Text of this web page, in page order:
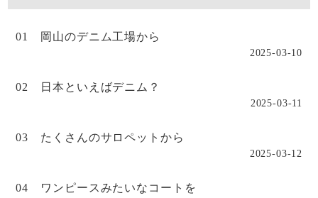
01 岡山のデニム工場から
2025-03-10
02 日本といえばデニム？
2025-03-11
03 たくさんのサロペットから
2025-03-12
04 ワンピースみたいなコートを